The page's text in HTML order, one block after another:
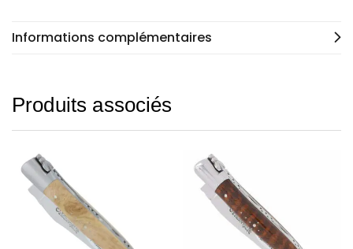
Informations complémentaires
Produits associés